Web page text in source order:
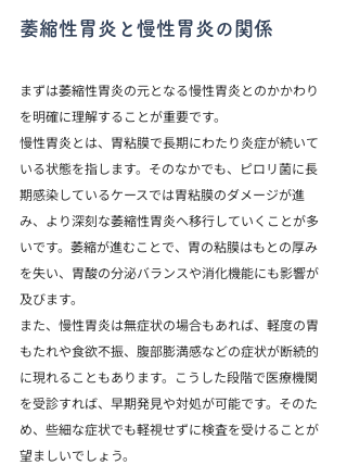
萎縮性胃炎と慢性胃炎の関係
まずは萎縮性胃炎の元となる慢性胃炎とのかかわり
を明確に理解することが重要です。
慢性胃炎とは、胃粘膜で長期にわたり炎症が続いて
いる状態を指します。そのなかでも、ピロリ菌に長
期感染しているケースでは胃粘膜のダメージが進
み、より深刻な萎縮性胃炎へ移行していくことが多
いです。萎縮が進むことで、胃の粘膜はもとの厚み
を失い、胃酸の分泌バランスや消化機能にも影響が
及びます。
また、慢性胃炎は無症状の場合もあれば、軽度の胃
もたれや食欲不振、腹部膨満感などの症状が断続的
に現れることもあります。こうした段階で医療機関
を受診すれば、早期発見や対処が可能です。そのた
め、些細な症状でも軽視せずに検査を受けることが
望ましいでしょう。